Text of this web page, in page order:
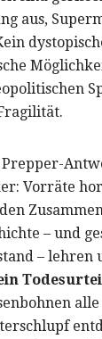
aus,
Prepper-
Vorräte
– und
– lehren